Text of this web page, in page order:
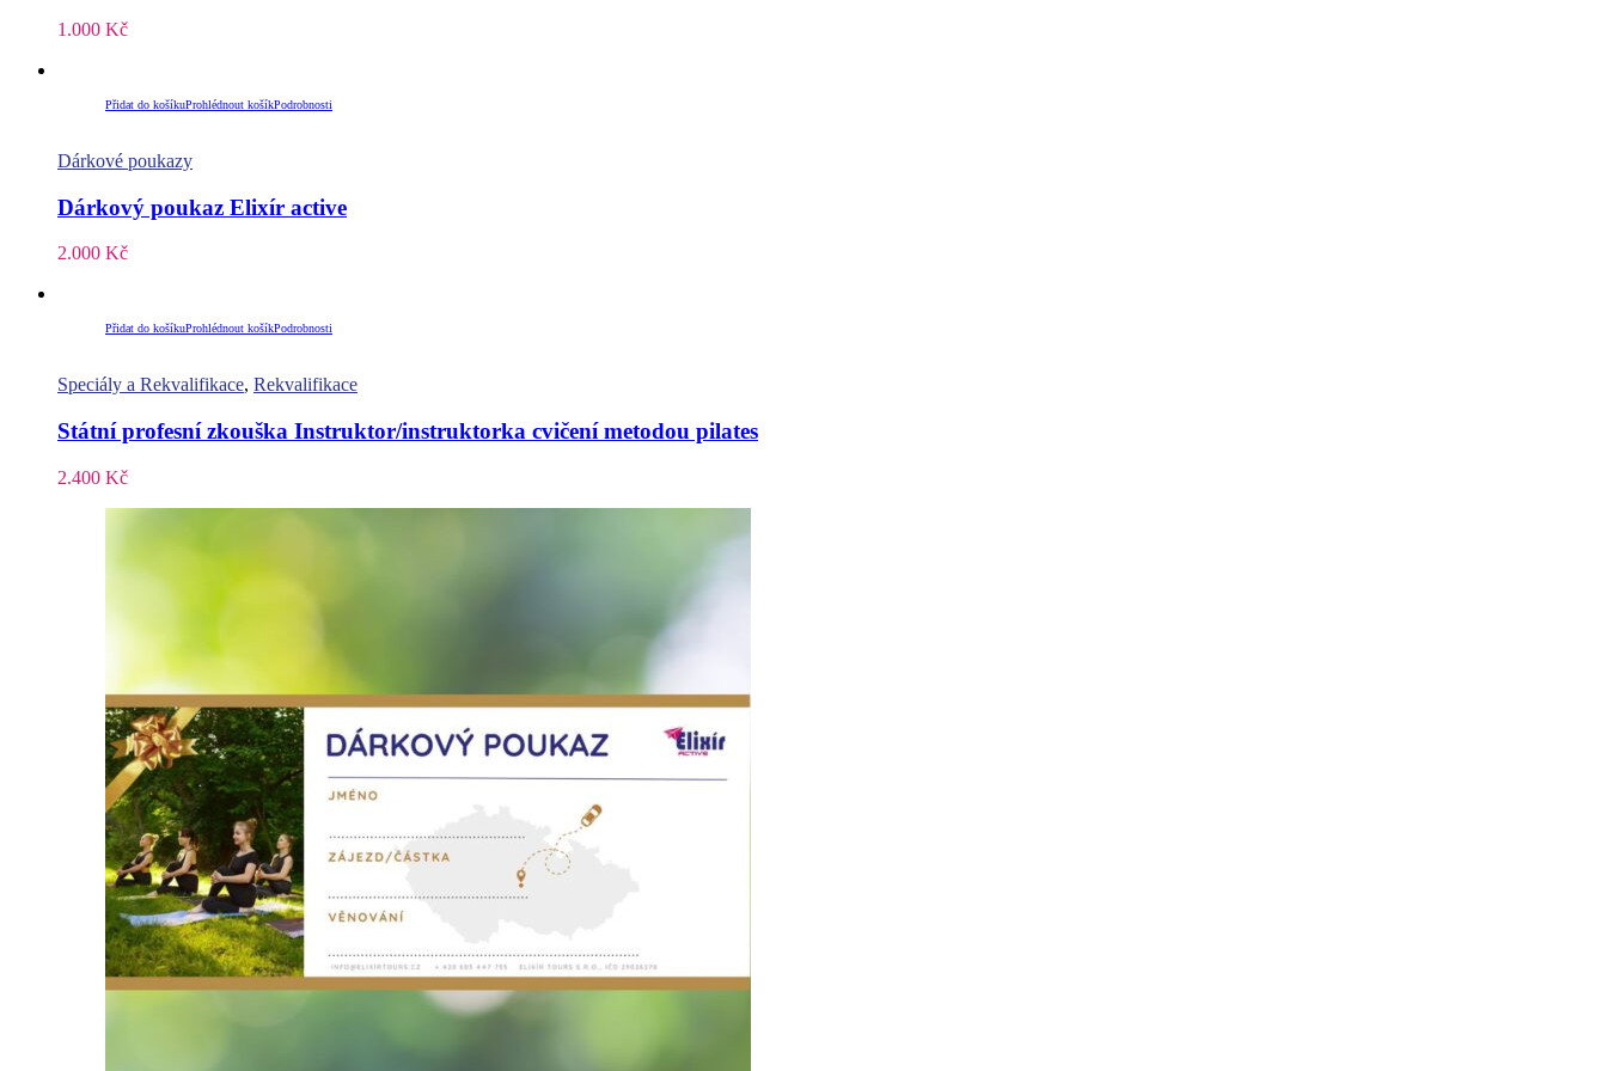
1.000 Kč
Přidat do košíkuProhlédnout košíkPodrobnosti
Dárkové poukazy
Dárkový poukaz Elixír active
2.000 Kč
Přidat do košíkuProhlédnout košíkPodrobnosti
Speciály a Rekvalifikace, Rekvalifikace
Státní profesní zkouška Instruktor/instruktorka cvičení metodou pilates
2.400 Kč